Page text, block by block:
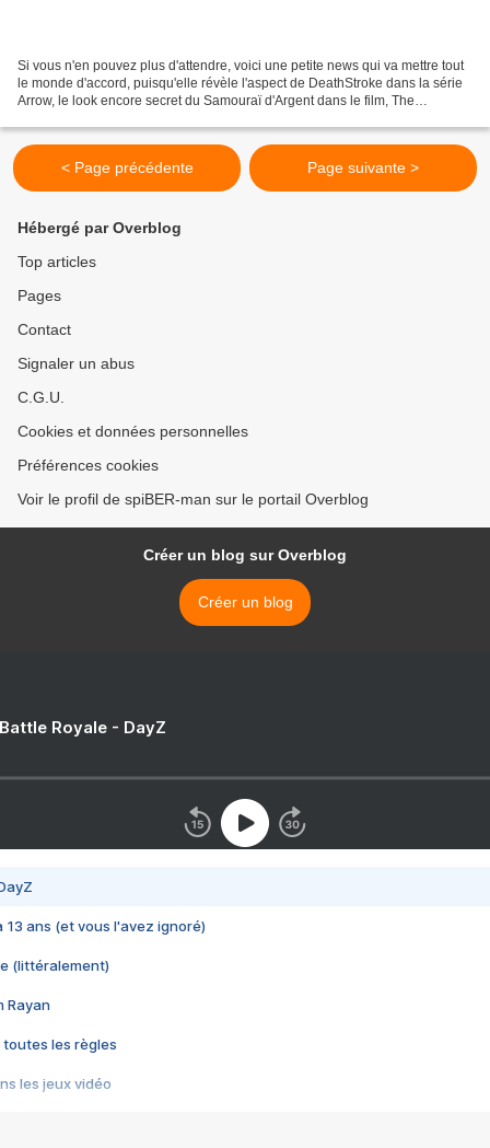
Si vous n'en pouvez plus d'attendre, voici une petite news qui va mettre tout
le monde d'accord, puisqu'elle révèle l'aspect de DeathStroke dans la série
Arrow, le look encore secret du Samouraï d'Argent dans le film, The
< Page précédente Page suivante >
Hébergé par Overblog
Top articles
Pages
Contact
Signaler un abus
C.G.U.
Cookies et données personnelles
Préférences cookies
Voir le profil de spiBER-man sur le portail Overblog
Créer un blog sur Overblog
Créer un blog
Royale - DayZ
13 ans (et vous l'avez ignoré)
(littéralement)
Rayan
toutes les règles
les jeux vidéo